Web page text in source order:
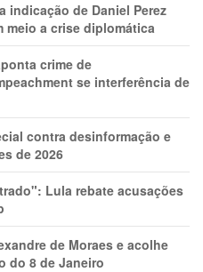
indicação de Daniel Perez
meio a crise diplomática
crime de
se interferência de
contra desinformação e
de 2026
Lula rebate acusações
de Moraes e acolhe
do 8 de Janeiro